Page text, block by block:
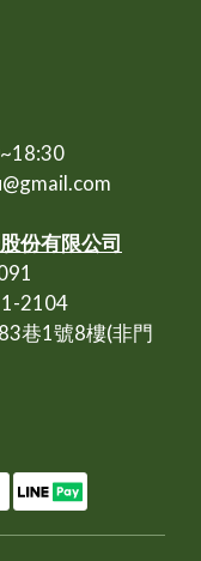
份有限公司
2104
巷1號8樓(非門